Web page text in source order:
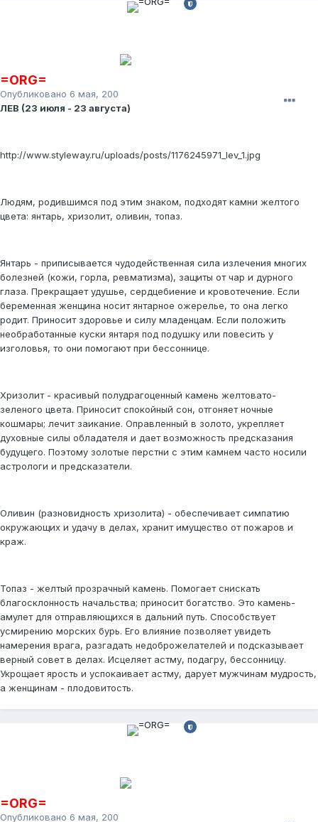
=ORG=
Опубликовано 6 мая, 2008
ЛЕВ (23 июля - 23 августа)
http://www.styleway.ru/uploads/posts/1176245971_lev_1.jpg
Людям, родившимся под этим знаком, подходят камни желтого
цвета: янтарь, хризолит, оливин, топаз.
Янтарь - приписывается чудодейственная сила излечения многих
болезней (кожи, горла, ревматизма), защиты от чар и дурного
глаза. Прекращает удушье, сердцебиение и кровотечение. Если
беременная женщина носит янтарное ожерелье, то она легко
родит. Приносит здоровье и силу младенцам. Если положить
необработанные куски янтаря под подушку или повесить у
изголовья, то они помогают при бессоннице.
Хризолит - красивый полудрагоценный камень желтовато-
зеленого цвета. Приносит спокойный сон, отгоняет ночные
кошмары; лечит заикание. Оправленный в золото, укрепляет
духовные силы обладателя и дает возможность предсказания
будущего. Поэтому золотые перстни с этим камнем часто носили
астрологи и предсказатели.
Оливин (разновидность хризолита) - обеспечивает симпатию
окружающих и удачу в делах, хранит имущество от пожаров и
краж.
Топаз - желтый прозрачный камень. Помогает снискать
благосклонность начальства; приносит богатство. Это камень-
амулет для отправляющихся в дальний путь. Способствует
усмирению морских бурь. Его влияние позволяет увидеть
намерения врага, разгадать недоброжелателей и подсказывает
верный совет в делах. Исцеляет астму, подагру, бессонницу.
Укрощает ярость и успокаивает астму, дарует мужчинам мудрость,
а женщинам - плодовитость.
=ORG=
Опубликовано 6 мая, 2008